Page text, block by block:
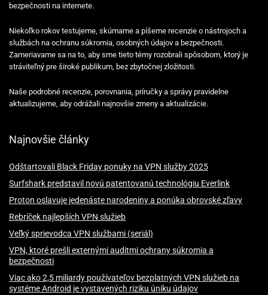
bezpečnosti na internete.
Niekoľko rokov testujeme, skúmame a píšeme recenzie o nástrojoch a
službách na ochranu súkromia, osobných údajov a bezpečnosti.
Zameriavame sa na to, aby sme tieto témy rozobrali spôsobom, ktorý je
stráviteľný pre široké publikum, bez zbytočnej zložitosti.
Naše podrobné recenzie, porovnania, príručky a správy pravidelne
aktualizujeme, aby odrážali najnovšie zmeny a aktualizácie.
Najnovšie články
Odštartovali Black Friday ponuky na VPN služby 2025
Surfshark predstavil novú patentovanú technológiu Everlink
Proton oslavuje jedenáste narodeniny a ponúka obrovské zľavy
Rebríček najlepších VPN služieb
Veľký sprievodca VPN službami (seriál)
VPN, ktoré prešli externými auditmi ochrany súkromia a
bezpečnosti
Viac ako 2,5 miliardy používateľov bezplatných VPN služieb na
systéme Android je vystavených riziku úniku údajov